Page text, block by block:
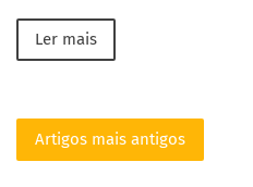
Ler mais
Artigos mais antigos